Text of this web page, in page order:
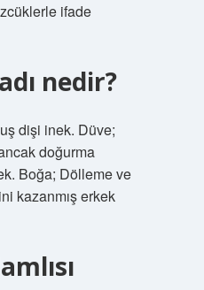
ifade
nedir?
dişi inek. Düve;
doğurma
Boğa; Dölleme ve
kazanmış erkek